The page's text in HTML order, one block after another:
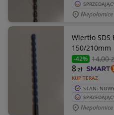
Niepołomice
Wiertło SDS
150/210mm
-42% 14,00
KUP TERAZ
8zł
STAN:
Niepołomice